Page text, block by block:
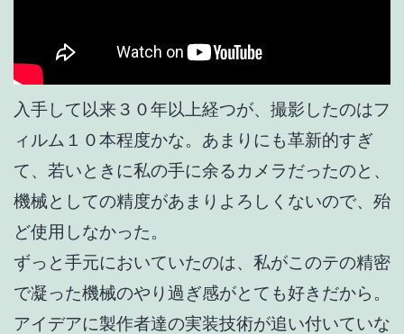
入手して以来３０年以上経つが、撮影したのはフ
ィルム１０本程度かな。あまりにも革新的すぎ
て、若いときに私の手に余るカメラだったのと、
機械としての精度があまりよろしくないので、殆
ど使用しなかった。
ずっと手元においていたのは、私がこのテの精密
で凝った機械のやり過ぎ感がとても好きだから。
アイデアに製作者達の実装技術が追い付いていな